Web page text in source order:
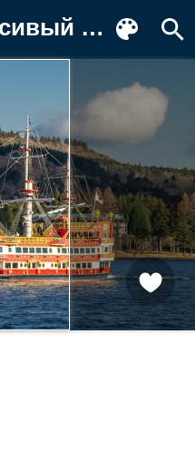
на телефон